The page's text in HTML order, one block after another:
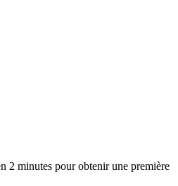
2 minutes pour obtenir une première